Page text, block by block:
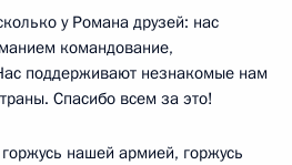
у Романа друзей: нас
командование,
поддерживают незнакомые нам
Спасибо всем за это!
нашей армией, горжусь